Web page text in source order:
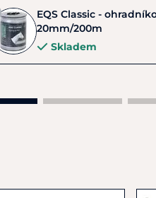
EQS Classic -
20mm/200m
Skladem